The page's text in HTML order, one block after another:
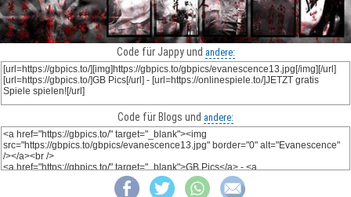
Code für Jappy und andere:
Code für Blogs und andere: